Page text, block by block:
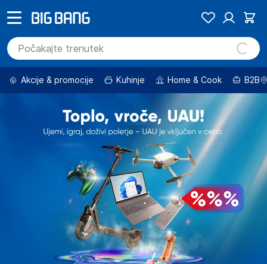
Akcije & promocije Kuhinje Home & Cook B2B